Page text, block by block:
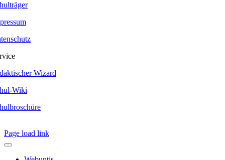
Wizard
Wiki
Page load link